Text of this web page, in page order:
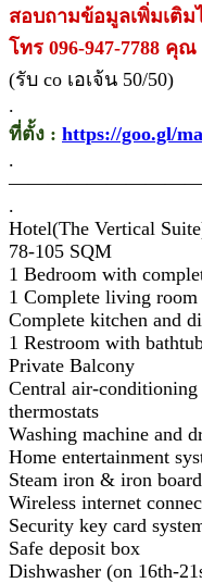
สอบถามข้อมูลเพิ่มเติม
โทร 096-947-7788 คุ
(รับ co เอเจ้น 50/50)
.
ที่ตั้ง : https://goo.gl/
.
.
Hotel(The Vertical
78-105 SQM
1 Bedroom with
1 Complete living
Complete kitchen and
1 Restroom with
Private Balcony
Central air-
thermostats
Washing machine and
Home entertainment
Steam iron & iron board
Wireless internet
Security key card
Safe deposit box
Dishwasher (on 16th-